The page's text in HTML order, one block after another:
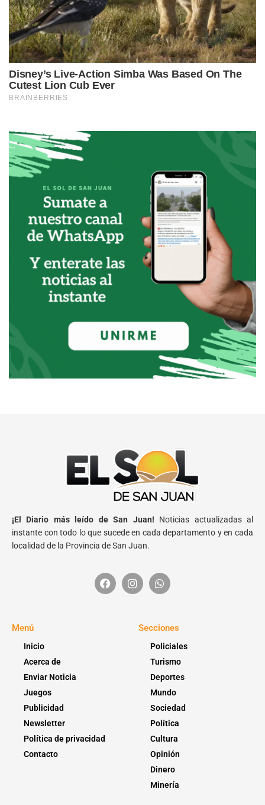
¡El Diario más leído de San Juan! Noticias actualizadas al
instante con todo lo que sucede en cada departamento y en cada
localidad de la Provincia de San Juan.
Menú
Inicio
Acerca de
Enviar Noticia
Juegos
Publicidad
Newsletter
Política de privacidad
Contacto
Secciones
Policiales
Turismo
Deportes
Mundo
Sociedad
Política
Cultura
Opinión
Dinero
Minería